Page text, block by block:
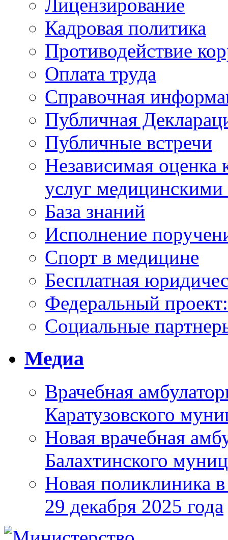
Лицензирование
Кадровая политика
Противодействие
Оплата труда
Справочная
Публичная
Публичные встречи
Независимая оценка
услуг
База знаний
Исполнение
Спорт в медицине
Бесплатная
Федеральный
Социальные
Медиа
Врачебная
Каратузовского
Новая врачебная
Балахтинского
Новая поликлиника
29 декабря 2025 года